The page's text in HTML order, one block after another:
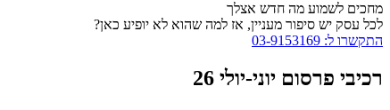
מחכים לשמוע מה חדש אצלך
לכל עסק יש סיפור מעניין, אז למה שהוא לא יופיע כאן?
התקשרו ל: 03-9153169
רכיבי פרסום יוני-יולי 26